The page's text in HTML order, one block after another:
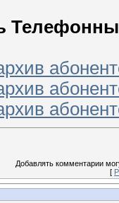
Добавлять комментарии
[